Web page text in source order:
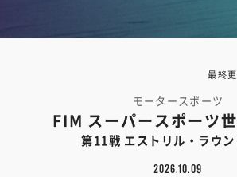
最終
モータースポーツ
FIM スーパースポーツ
第11戦 エストリル・ラウ
2026.10.09